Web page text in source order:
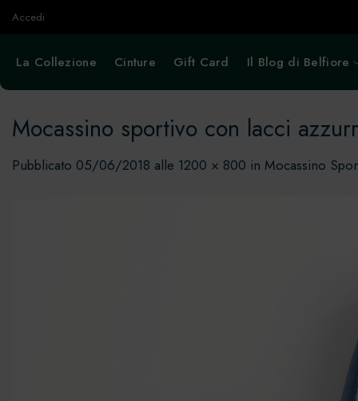
SaltaAccedi
La Collezione Cinture Gift Card Il Blog di Belfiore
Mocassino sportivo con lacci
Pubblicato 05/06/2018 alle 1200 × 800 in Mocassino